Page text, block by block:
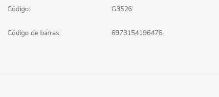
Código: G3526
Código de barras: 6973154196476